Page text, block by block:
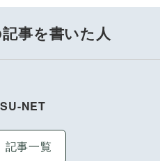
事を書いた人
NET
記事一覧